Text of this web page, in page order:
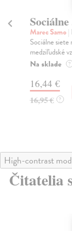
Marec Samo|
Sociálne siete
medziľudské
Na sklade ?
16,44 €
16,95 € ?
High-contrast
Čitatelia